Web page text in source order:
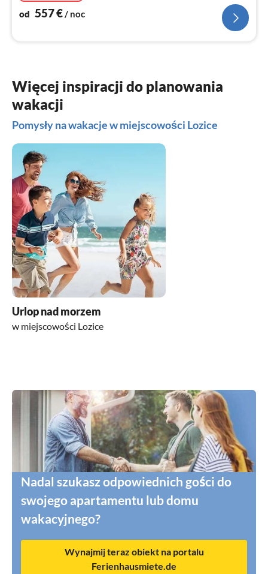
od 557€/ noc
Więcej inspiracji do planowania
wakacji
Pomysły na wakacje w miejscowości Lozice
Urlop nad morzem
w miejscowości Lozice
Nadal szukasz odpowiednich gości do
swojego apartamentu lub domu
wakacyjnego?
Wynajmij teraz obiekt na portalu
Ferienhausmiete.de